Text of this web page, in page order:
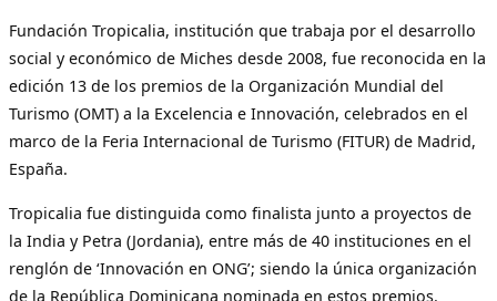
Fundación Tropicalia, institución que trabaja por el desarrollo
social y económico de Miches desde 2008, fue reconocida en la
edición 13 de los premios de la Organización Mundial del
Turismo (OMT) a la Excelencia e Innovación, celebrados en el
marco de la Feria Internacional de Turismo (FITUR) de Madrid,
España.
Tropicalia fue distinguida como finalista junto a proyectos de
la India y Petra (Jordania), entre más de 40 instituciones en el
renglón de ‘Innovación en ONG’; siendo la única organización
de la República Dominicana nominada en estos premios.